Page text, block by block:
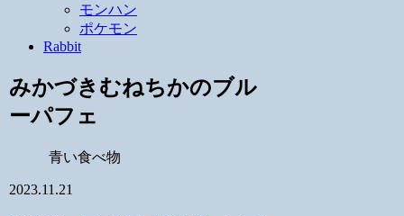
モンハン
ポケモン
Rabbit
みかづきむねちかのブル
ーパフェ
青い食べ物
2023.11.21